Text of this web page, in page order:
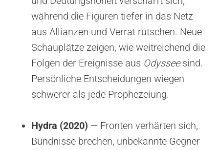
während die Figuren tiefer in das Netz
aus Allianzen und Verrat rutschen. Neue
Schauplätze zeigen, wie weitreichend die
Folgen der Ereignisse aus Odysseesind.
Persönliche Entscheidungen wiegen
schwerer als jede Prophezeiung.
Hydra (2020) — Fronten verhärten sich,
Bündnisse brechen, unbekannte Gegner